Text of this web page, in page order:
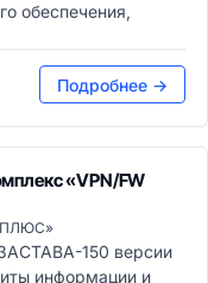
обеспечения,
Подробнее →
«VPN/FW
ПЛЮС»
150 версии
информации и